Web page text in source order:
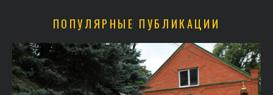
ПОПУЛЯРНЫЕ ПУБЛИКАЦИИ